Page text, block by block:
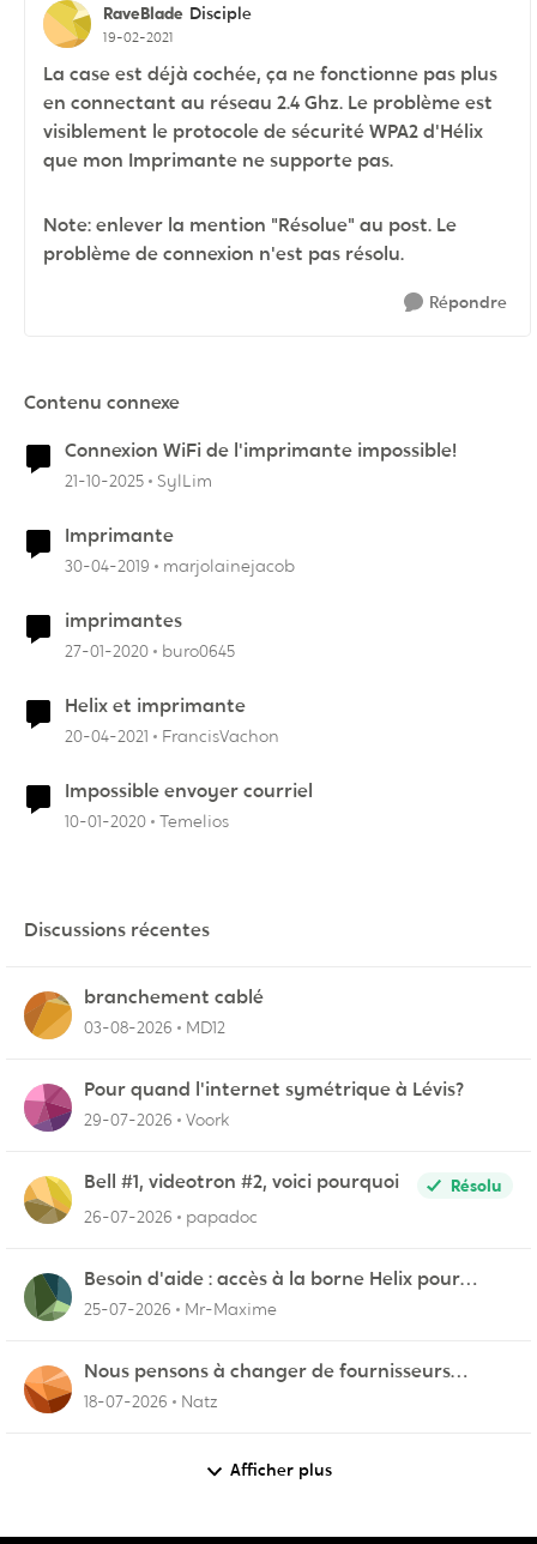
RaveBlade Disciple
19-02-2021
La case est déjà cochée, ça ne fonctionne pas plus
en connectant au réseau 2.4 Ghz. Le problème est
visiblement le protocole de sécurité WPA2 d'Hélix
que mon Imprimante ne supporte pas.
Note: enlever la mention "Résolue" au post. Le
problème de connexion n'est pas résolu.
Répondre
Contenu connexe
Connexion WiFi de l'imprimante impossible!
21-10-2025 SylLim
Imprimante
30-04-2019 marjolainejacob
imprimantes
27-01-2020 buro0645
Helix et imprimante
20-04-2021 FrancisVachon
Impossible envoyer courriel
10-01-2020 Temelios
Discussions récentes
branchement cablé
03-08-2026 MD12
Pour quand l'internet symétrique à Lévis?
29-07-2026 Voork
Bell #1, videotron #2, voici pourquoi
Résolu
26-07-2026
papadoc
Besoin d'aide : accès à la borne Helix pour
vérifier l'UPnP NAT Black Ops 2
25-07-2026 Mr-Maxime
Nous pensons à changer de fournisseurs…
18-07-2026 Natz
Afficher plus